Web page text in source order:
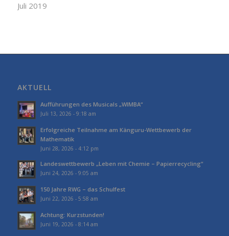
Juli 2019
AKTUELL
Aufführungen des Musicals „WIMBA“
Juli 13, 2026 - 9:18 am
Erfolgreiche Teilnahme am Känguru-Wettbewerb der
Mathematik
Juni 28, 2026 - 4:12 pm
Landeswettbewerb „Leben mit Chemie – Papierrecycling“
Juni 24, 2026 - 9:05 am
150 Jahre RWG – das Schulfest
Juni 22, 2026 - 5:58 am
Achtung: Kurzstunden!
Juni 19, 2026 - 8:14 am